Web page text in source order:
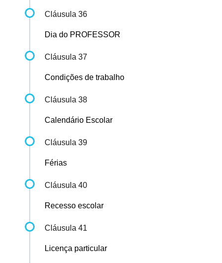
Cláusula 36
Dia do PROFESSOR
Cláusula 37
Condições de trabalho
Cláusula 38
Calendário Escolar
Cláusula 39
Férias
Cláusula 40
Recesso escolar
Cláusula 41
Licença particular